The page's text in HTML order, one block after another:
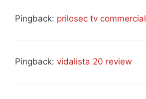
Pingback: prilosec tv commercial
Pingback: vidalista 20 review